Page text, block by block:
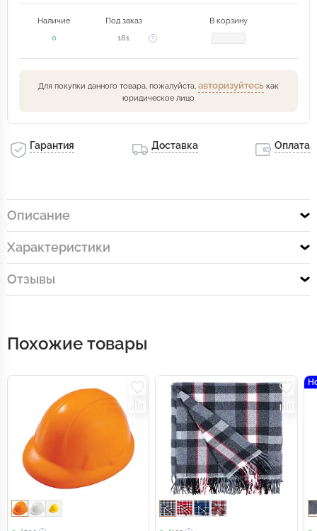
Наличие Под заказ
В корзину
0
181
Для покупки данного товара, пожалуйста, авторизуйтесь как
юридическое лицо
Гарантия Доставка Оплата
Описание
Характеристики
Отзывы
Похожие товары